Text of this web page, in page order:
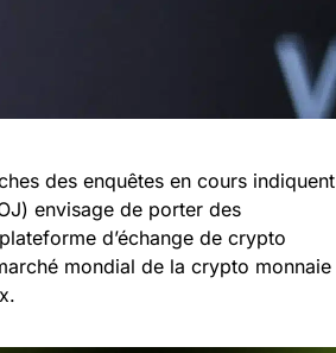
des enquêtes en cours indiquent
envisage de porter des
d’échange de crypto
mondial de la crypto monnaie